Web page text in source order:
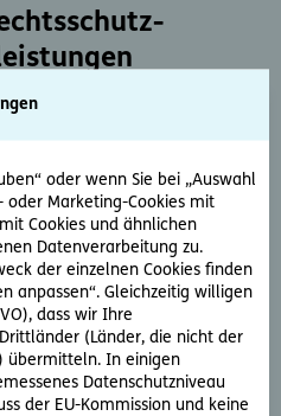
oder wenn Sie bei „Auswahl
oder Marketing-Cookies mit
Cookies und ähnlichen
Datenverarbeitung zu.
der einzelnen Cookies finden
anpassen“. Gleichzeitig willigen
dass wir Ihre
(Länder, die nicht der
übermitteln. In einigen
Datenschutzniveau
der EU-Kommission und keine
Unsere Rechtsexperten
gerne und schnell.
stellen